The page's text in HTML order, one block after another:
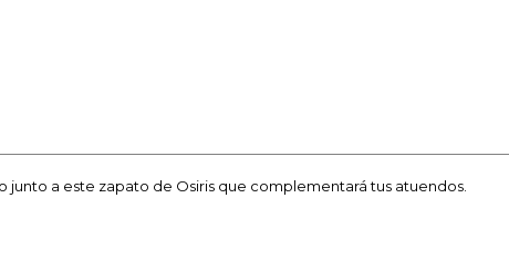
a este zapato de Osiris que complementará tus atuendos.